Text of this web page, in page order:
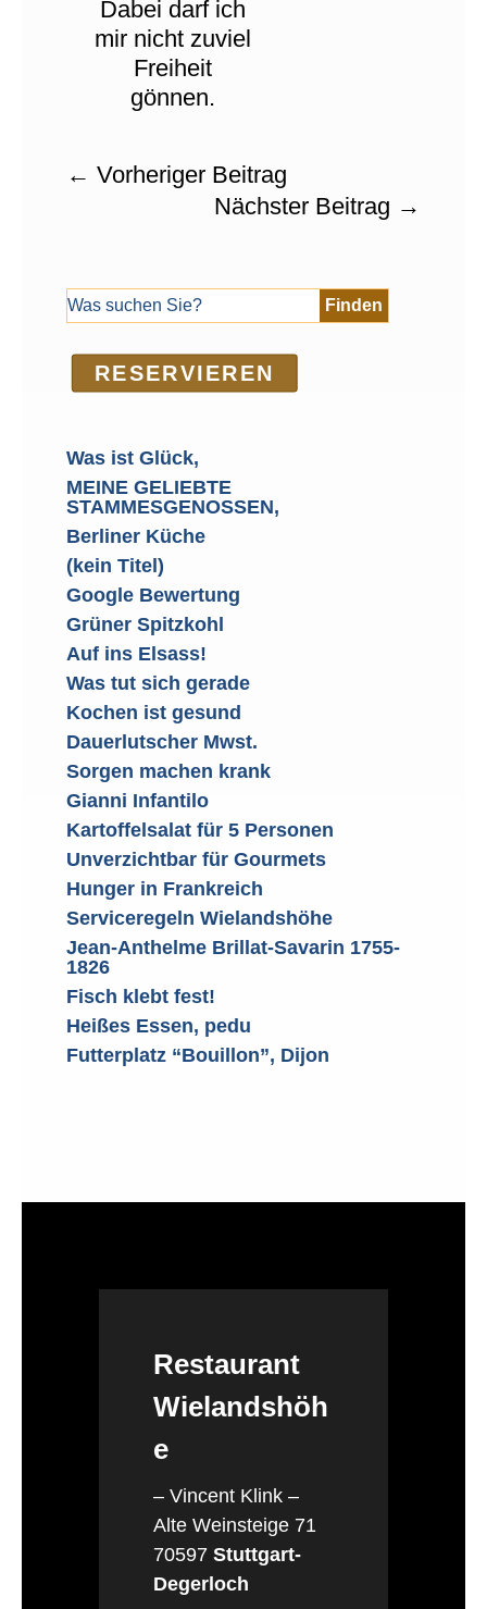
Dabei darf ich
mir nicht zuviel
Freiheit
gönnen.
← Vorheriger Beitrag
Nächster Beitrag →
RE­SER­VIEREN
Was ist Glück,
MEINE GELIEBTE
STAMMESGENOSSEN,
Berliner Küche
(kein Titel)
Google Bewertung
Grüner Spitzkohl
Auf ins Elsass!
Was tut sich gerade
Kochen ist gesund
Dauerlutscher Mwst.
Sorgen machen krank
Gianni Infantilo
Kartoffelsalat für 5 Personen
Unverzichtbar für Gourmets
Hunger in Frankreich
Serviceregeln Wielandshöhe
Jean-Anthelme Brillat-Savarin 1755-
1826
Fisch klebt fest!
Heißes Essen, pedu
Futterplatz “Bouillon”, Dijon
Restaurant
Wielandshöh
e
– Vincent Klink –
Alte Weinsteige 71
70597 Stuttgart-
Degerloch